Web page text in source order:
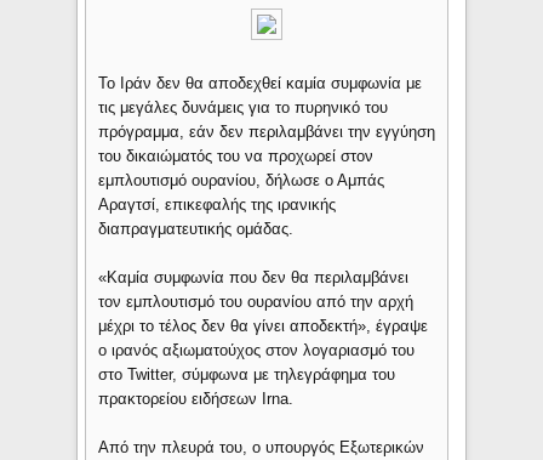
Το Ιράν δεν θα αποδεχθεί καμία συμφωνία με
τις μεγάλες δυνάμεις για το πυρηνικό του
πρόγραμμα, εάν δεν περιλαμβάνει την εγγύηση
του δικαιώματός του να προχωρεί στον
εμπλουτισμό ουρανίου, δήλωσε ο Αμπάς
Αραγτσί, επικεφαλής της ιρανικής
διαπραγματευτικής ομάδας.
«Καμία συμφωνία που δεν θα περιλαμβάνει
τον εμπλουτισμό του ουρανίου από την αρχή
μέχρι το τέλος δεν θα γίνει αποδεκτή», έγραψε
ο ιρανός αξιωματούχος στον λογαριασμό του
στο Twitter, σύμφωνα με τηλεγράφημα του
πρακτορείου ειδήσεων Irna.
Από την πλευρά του, ο υπουργός Εξωτερικών